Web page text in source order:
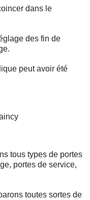
dans le
des fin de
peut avoir été
tous types de portes
portes de service,
toutes sortes de